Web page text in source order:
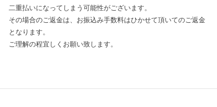
二重払いになってしまう可能性がございます。
その場合のご返金は、お振込み手数料はひかせて頂いてのご返金
となります。
ご理解の程宜しくお願い致します。